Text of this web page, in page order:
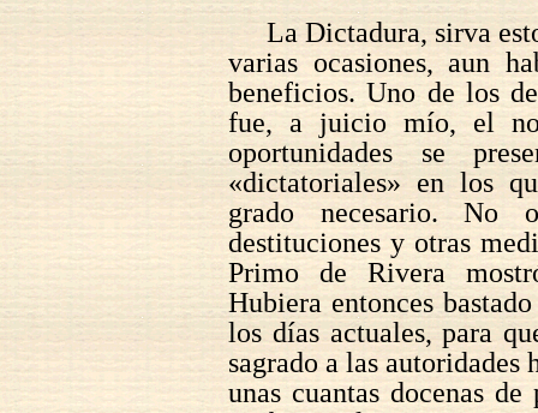
La Dictadura, sirva
varias ocasiones, aun
beneficios. Uno de los
fue, a juicio mío, el no
oportunidades se
«dictatoriales» en los
grado necesario. No
destituciones y otras
Primo de Rivera
Hubiera entonces
los días actuales, para
sagrado a las autoridades
unas cuantas docenas